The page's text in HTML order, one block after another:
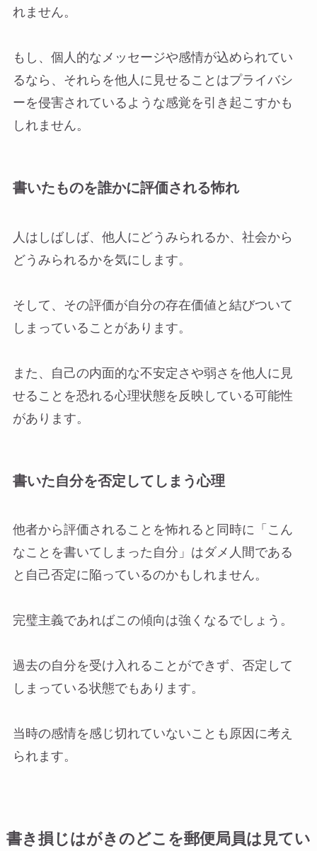
れません。
もし、個人的なメッセージや感情が込められてい
るなら、それらを他人に見せることはプライバシ
ーを侵害されているような感覚を引き起こすかも
しれません。
書いたものを誰かに評価される怖れ
人はしばしば、他人にどうみられるか、社会から
どうみられるかを気にします。
そして、その評価が自分の存在価値と結びついて
しまっていることがあります。
また、自己の内面的な不安定さや弱さを他人に見
せることを恐れる心理状態を反映している可能性
があります。
書いた自分を否定してしまう心理
他者から評価されることを怖れると同時に「こん
なことを書いてしまった自分」はダメ人間である
と自己否定に陥っているのかもしれません。
完璧主義であればこの傾向は強くなるでしょう。
過去の自分を受け入れることができず、否定して
しまっている状態でもあります。
当時の感情を感じ切れていないことも原因に考え
られます。
書き損じはがきのどこを郵便局員は見てい